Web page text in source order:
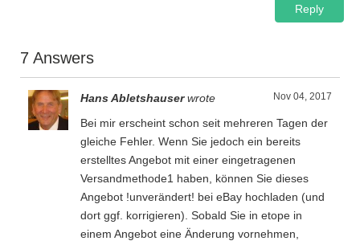
Reply
7 Answers
Nov 04, 2017
Hans Abletshauser wrote
Bei mir erscheint schon seit mehreren Tagen der
gleiche Fehler. Wenn Sie jedoch ein bereits
erstelltes Angebot mit einer eingetragenen
Versandmethode1 haben, können Sie dieses
Angebot !unverändert! bei eBay hochladen (und
dort ggf. korrigieren). Sobald Sie in etope in
einem Angebot eine Änderung vornehmen,